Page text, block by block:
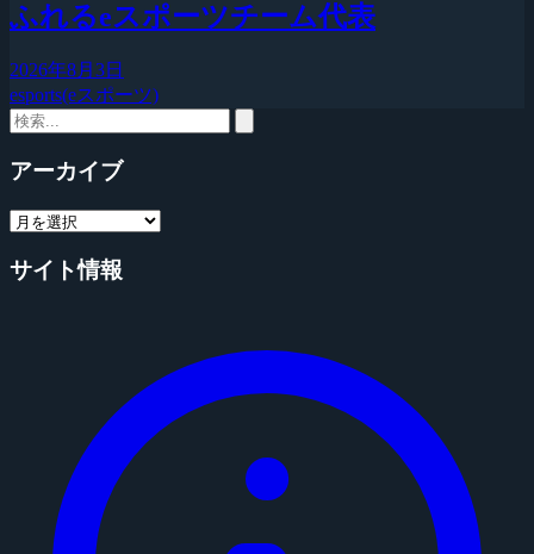
ふれるeスポーツチーム代表
2026年8月3日
esports(eスポーツ)
アーカイブ
サイト情報